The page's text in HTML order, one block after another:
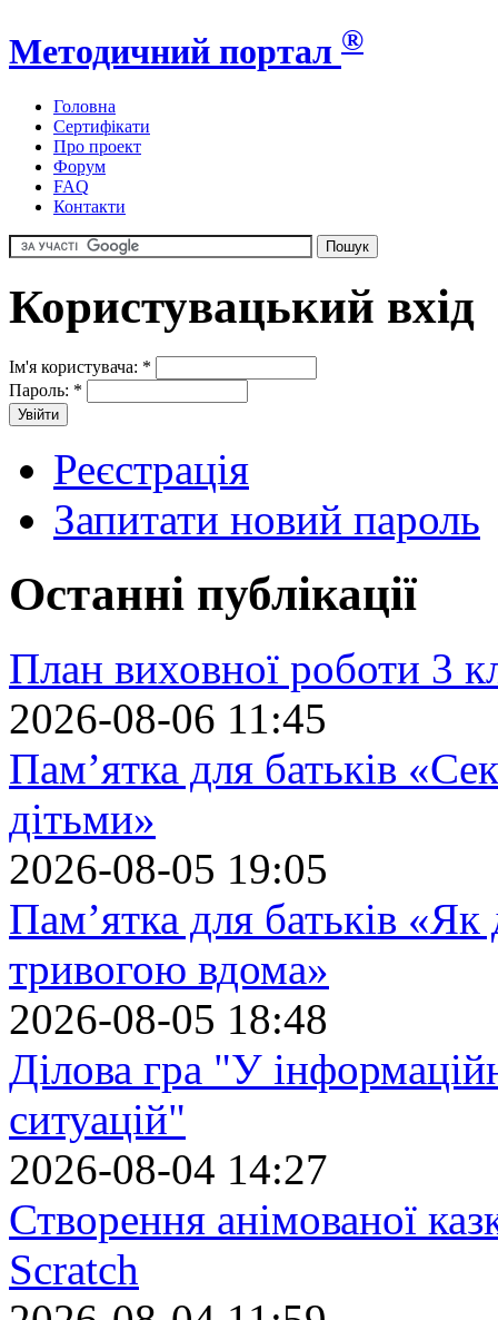
Методичний портал ®
Головна
Сертифікати
Про проект
Форум
FAQ
Контакти
Користувацький вхід
Ім'я користувача: *
Пароль: *
Реєстрація
Запитати новий пароль
Останні публікації
План виховної роботи 3
2026-08-06 11:45
Пам’ятка для батьків
дітьми»
2026-08-05 19:05
Пам’ятка для батьків
тривогою вдома»
2026-08-05 18:48
Ділова гра "У
ситуацій"
2026-08-04 14:27
Створення анімованої
Scratch